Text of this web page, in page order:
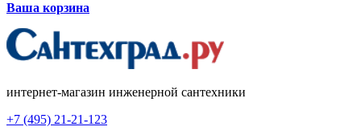
Ваша корзина
интернет-магазин инженерной сантехники
+7 (495) 21-21-123